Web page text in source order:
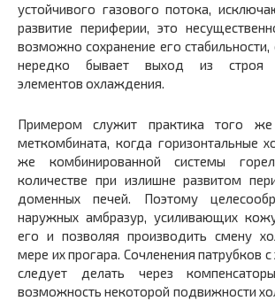
устойчивого газового потока,
развитие периферии, это
возможно сохранение его стабильности,
нередко бывает выход из строя
элементов охлаждения.
Примером служит практика того же
меткомбината, когда горизонтальные
же комбинированной системы
количестве при излишне развитом
доменных печей. Поэтому
наружных амбразур, усиливающих
его и позволяя производить смену
мере их прогара. Сочленения патрубков
следует делать через
возможность некоторой подвижности